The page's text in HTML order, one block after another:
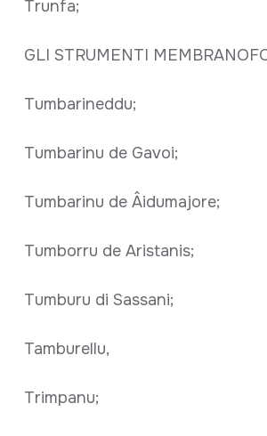
Trunfa;
GLI STRUMENTI
Tumbarineddu;
Tumbarinu de Gavoi;
Tumbarinu de Âidumajore;
Tumborru de Aristanis;
Tumburu di Sassani;
Tamburellu,
Trimpanu;